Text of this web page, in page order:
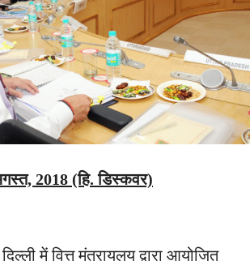
2018 (हि. डिस्कवर)
में वित्त मंत्रायलय द्वारा आयोजित